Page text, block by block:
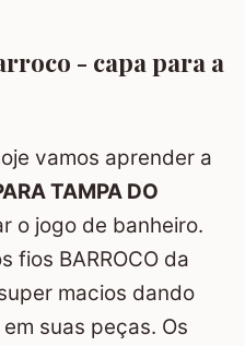
- capa para a
vamos aprender a
TAMPA DO
o jogo de banheiro.
fios BARROCO da
macios dando
suas peças. Os